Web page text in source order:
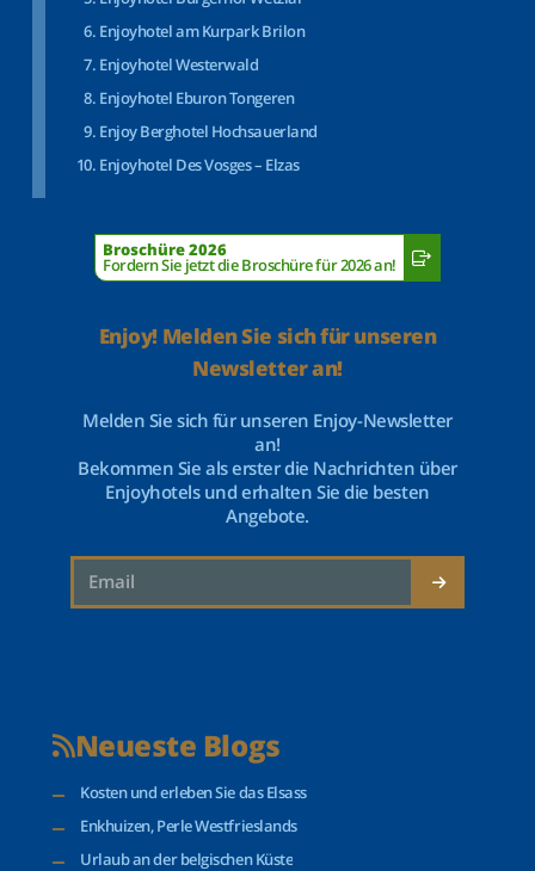
Enjoyhotel am Kurpark Brilon
Enjoyhotel Westerwald
Enjoyhotel Eburon Tongeren
Enjoy Berghotel Hochsauerland
Enjoyhotel Des Vosges – Elzas
Broschüre 2026
Fordern Sie jetzt die Broschüre für 2026 an!
Enjoy! Melden Sie sich für unseren
Newsletter an!
Melden Sie sich für unseren Enjoy-Newsletter
an!
Bekommen Sie als erster die Nachrichten über
Enjoyhotels und erhalten Sie die besten
Angebote.
Neueste Blogs
Kosten und erleben Sie das Elsass
Enkhuizen, Perle Westfrieslands
Urlaub an der belgischen Küste